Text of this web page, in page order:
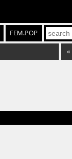
FEM.POP
«